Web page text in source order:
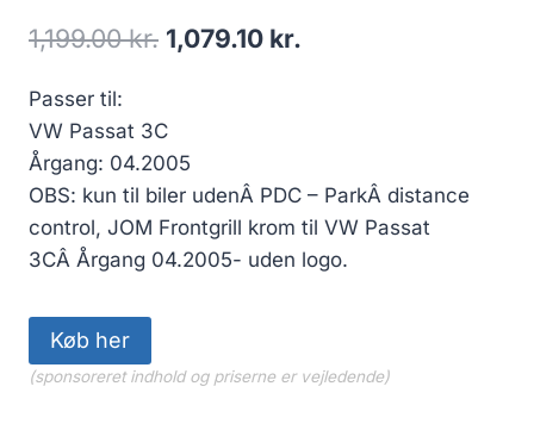
1,199.00kr. Den
pris
var:
1,199.00 kr..
1,079.10 kr.
1,079.10 kr..
Passer til:
VW Passat 3C
Årgang: 04.2005
OBS: kun til biler udenÂ PDC – ParkÂ distance
control, JOM Frontgrill krom til VW Passat
3CÂ Årgang 04.2005- uden logo.
Køb her
(sponsoreret indhold og priserne er vejledende)